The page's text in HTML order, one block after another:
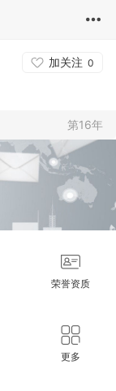
加关注 0
第16年
荣誉资质
更多